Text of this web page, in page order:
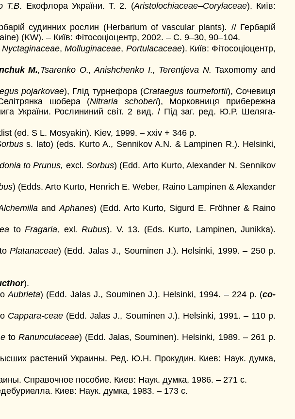
Т.В. Екофлора України. Т. 2. (Aristolochiaceae–Corylaceae). Київ:
судинних рослин (Herbarium of vascular plants). // Гербарій
(KW). – Київ: Фітосоціоцентр, 2002. – С. 9–30, 90–104.
Nyctaginaceae,Molluginaceae, Portulacaceae). Київ: Фітосоціоцентр,
M.,Tsarenko O., Anishchenko I., Terentjeva N.Taxomomy and
pojarkovae), Глід турнефора (Crataegus tournefortii), Сочевиця
шобера (Nitraria schoberi), Морковниця прибережна
України. Рослининий світ. 2 вид. / Під заг. ред. Ю.Р. Шеляга-
(ed. S L. Mosyakin). Kiev, 1999. – xxiv + 346 p.
s. lato) (eds. Kurto A., Sennikov A.N. & Lampinen R.). Helsinki,
to Prunus, excl. Sorbus) (Edd. Arto Kurto, Alexander N. Sennikov
) (Edds. Arto Kurto, Henrich E. Weber, Raino Lampinen & Alexander
and Aphanes) (Edd. Arto Kurto, Sigurd E. Fröhner & Raino
toFragaria, exl. Rubus). V. 13. (Eds. Kurto, Lampinen, Junikka).
to Platanaceae) (Edd. Jalas J., Souminen J.). Helsinki, 1999. – 250 p.
).
Aubrieta) (Edd. Jalas J., Souminen J.). Helsinki, 1994. – 224 p. (со-
Cappara-ceae (Edd. Jalas J., Souminen J.). Helsinki, 1991. – 110 p.
to Ranunculaceae) (Edd. Jalas, Souminen). Helsinki, 1989. – 261 p.
растений Украины. Ред. Ю.Н. Прокудин. Киев: Наук. думка,
Справочное пособие. Киев: Наук. думка, 1986. – 271 с.
Киев: Наук. думка, 1983. – 173 с.